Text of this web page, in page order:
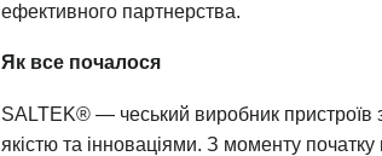
ефективного партнерства.
Як все почалося
SALTEK® — чеський виробник пристроїв
якістю та інноваціями. З моменту